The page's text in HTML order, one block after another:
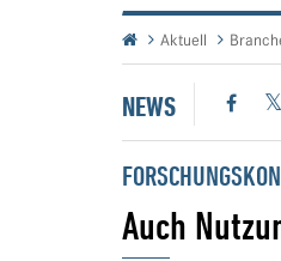
Aktuell
NEWS
Auch